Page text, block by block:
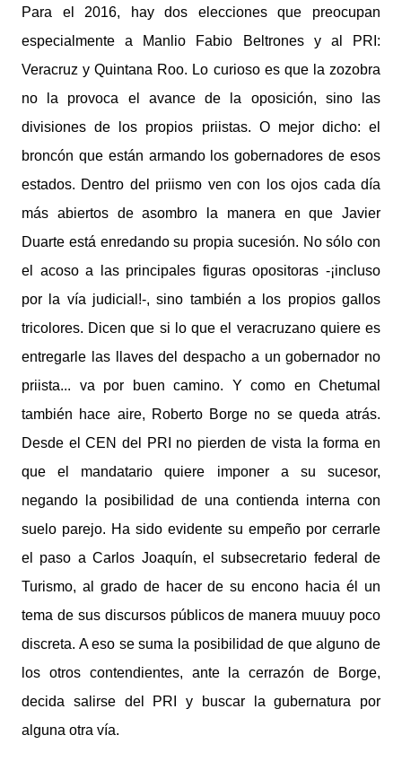
Para el 2016, hay dos elecciones que preocupan
especialmente a Manlio Fabio Beltrones y al PRI:
Veracruz y Quintana Roo. Lo curioso es que la zozobra
no la provoca el avance de la oposición, sino las
divisiones de los propios priistas. O mejor dicho: el
broncón que están armando los gobernadores de esos
estados. Dentro del priismo ven con los ojos cada día
más abiertos de asombro la manera en que Javier
Duarte está enredando su propia sucesión. No sólo con
el acoso a las principales figuras opositoras -¡incluso
por la vía judicial!-, sino también a los propios gallos
tricolores. Dicen que si lo que el veracruzano quiere es
entregarle las llaves del despacho a un gobernador no
priista... va por buen camino. Y como en Chetumal
también hace aire, Roberto Borge no se queda atrás.
Desde el CEN del PRI no pierden de vista la forma en
que el mandatario quiere imponer a su sucesor,
negando la posibilidad de una contienda interna con
suelo parejo. Ha sido evidente su empeño por cerrarle
el paso a Carlos Joaquín, el subsecretario federal de
Turismo, al grado de hacer de su encono hacia él un
tema de sus discursos públicos de manera muuuy poco
discreta. A eso se suma la posibilidad de que alguno de
los otros contendientes, ante la cerrazón de Borge,
decida salirse del PRI y buscar la gubernatura por
alguna otra vía.